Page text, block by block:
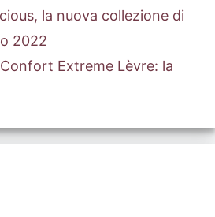
la nuova collezione di
2022
Extreme Lèvre: la